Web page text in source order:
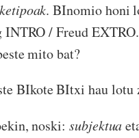
. BInomio honi
/ Freud
mito bat?
BIkote BItxi hau
noski: subjektua